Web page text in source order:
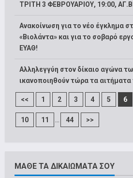
ΤΡΙΤΗ 3 ΦΕΒΡΟΥΑΡΙΟΥ, 19:00,
Ανακοίνωση για το νέο έγκλημα
«Βιολάντα» και για το σοβαρό
ΕΥΑΘ!
Αλληλεγγύη στον δίκαιο αγώνα
ικανοποιηθούν τώρα τα αιτήματα
<< 1 2 3 4 5 6
10 11 ... 44 >>
ΜΑΘΕ ΤΑ ΔΙΚΑΙΩΜΑΤΑ ΣΟΥ